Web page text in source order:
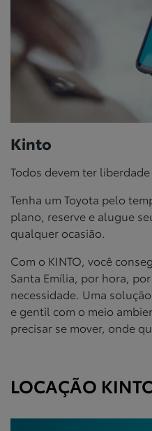
Kinto
Todos devem ter
Tenha um Toyota pelo
plano, reserve e alugue
qualquer ocasião.
Com o KINTO, você
Santa Emília, por hora,
necessidade. Uma
e gentil com o meio
precisar se mover, onde
LOCAÇÃO